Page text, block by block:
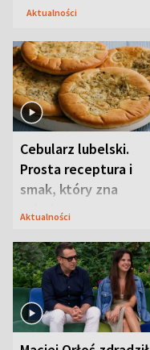
Aktualności
Cebularz lubelski.
Prosta receptura i
smak, który zna
Lubelszczyzna
Aktualności